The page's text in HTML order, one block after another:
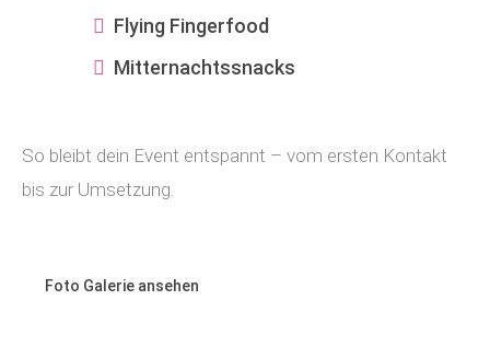
Flying Fingerfood
Mitternachtssnacks
So bleibt dein Event entspannt – vom ersten Kontakt
bis zur Umsetzung.
Foto Galerie ansehen